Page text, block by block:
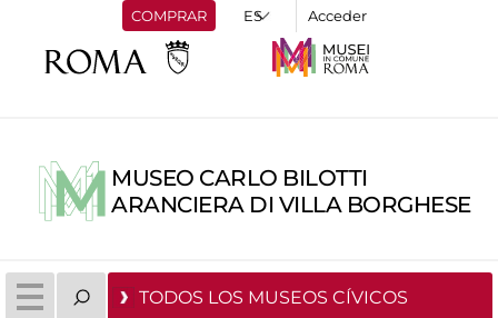
COMPRAR Acceder
MUSEO CARLO BILOTTI
ARANCIERA DI VILLA BORGHESE
TODOS LOS MUSEOS CÍVICOS